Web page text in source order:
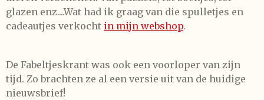
glazen enz....Wat had ik graag van die spulletjes en
cadeautjes verkocht in mijn webshop.
De Fabeltjeskrant was ook een voorloper van zijn
tijd. Zo brachten ze al een versie uit van de huidige
nieuwsbrief!